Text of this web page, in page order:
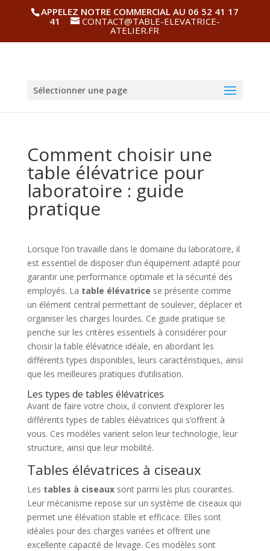
APPELEZ NOTRE COMMERCIAL AU 06 52 41 17
41
CONTACT@TABLE-ELEVATRICE-
ATELIER.FR
Sélectionner une page
Comment choisir une
table élévatrice pour
laboratoire : guide
pratique
Lorsque l’on travaille dans le domaine du laboratoire, il
est essentiel de disposer d’un équipement adapté pour
garantir une performance optimale et la sécurité des
employés. La table élévatrice se présente comme
un élément central permettant de soulever, déplacer et
organiser les charges lourdes. Ce guide pratique se
penche sur les critères essentiels à considérer pour
choisir la table élévatrice idéale, en abordant les
différents types disponibles, leurs caractéristiques, ainsi
que les meilleures pratiques d’utilisation.
Les types de tables élévatrices
Avant de faire votre choix, il convient d’explorer les
différents types de tables élévatrices qui s’offrent à
vous. Ces modèles varient selon leur technologie, leur
structure, ainsi que leur mobilité.
Tables élévatrices à ciseaux
Les tables à ciseauxsont parmi les plus courantes.
Leur mécanisme repose sur un système de ciseaux qui
permet une élévation stable et efficace. Elles sont
idéales pour des charges variées et offrent une
excellente capacité de levage. Ces modèles sont